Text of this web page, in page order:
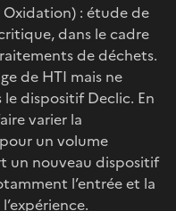
Oxidation) : étude de
dans le cadre
de déchets.
de HTI mais ne
dispositif Declic. En
varier la
un volume
un nouveau dispositif
l’entrée et la